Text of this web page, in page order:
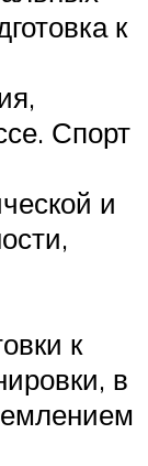
к
Спорт
и
к
в